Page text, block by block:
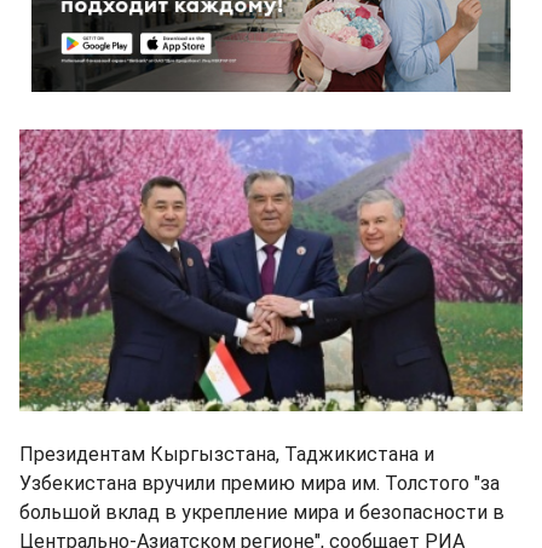
Президентам Кыргызстана, Таджикистана и
Узбекистана вручили премию мира им. Толстого "за
большой вклад в укрепление мира и безопасности в
Центрально-Азиатском регионе", сообщает РИА